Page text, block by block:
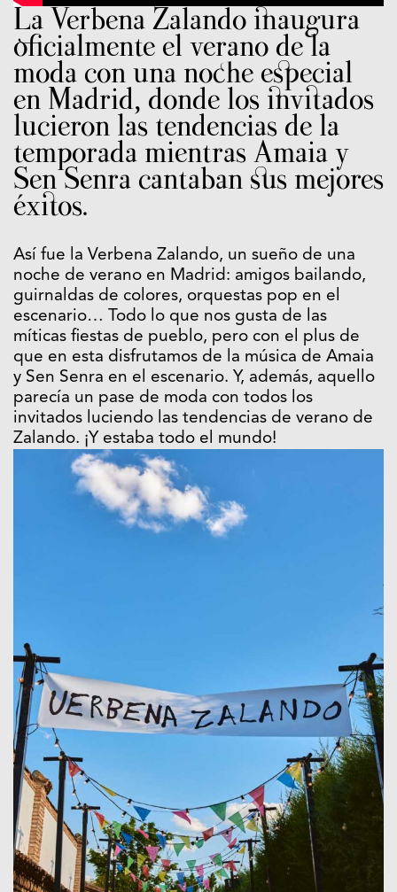
La Verbena Zalando inaugura
oficialmente el verano de la
moda con una noche especial
en Madrid, donde los invitados
lucieron las tendencias de la
temporada mientras Amaia y
Sen Senra cantaban sus mejores
éxitos.
Así fue la Verbena Zalando, un sueño de una
noche de verano en Madrid: amigos bailando,
guirnaldas de colores, orquestas pop en el
escenario… Todo lo que nos gusta de las
míticas fiestas de pueblo, pero con el plus de
que en esta disfrutamos de la música de Amaia
y Sen Senra en el escenario. Y, además, aquello
parecía un pase de moda con todos los
invitados luciendo las tendencias de verano de
Zalando. ¡Y estaba todo el mundo!